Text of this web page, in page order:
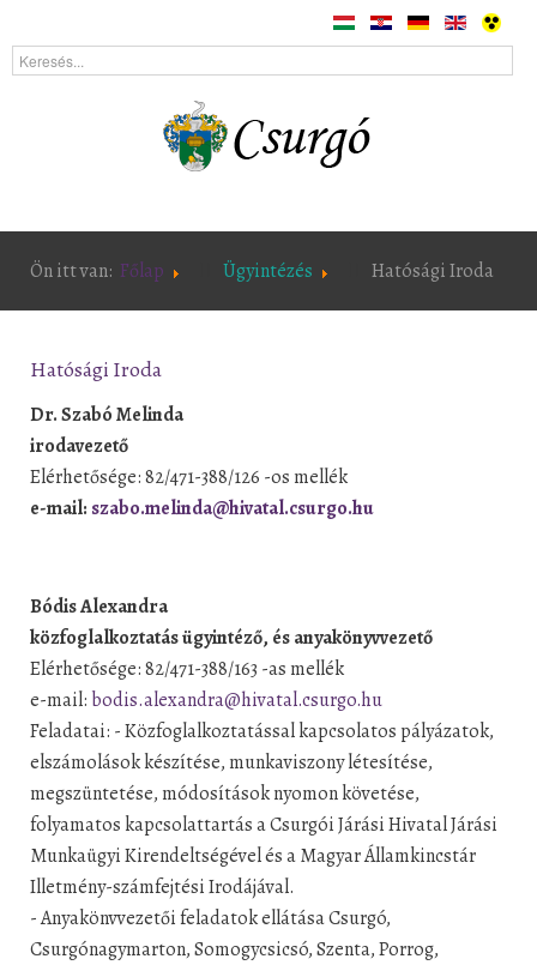
Ön itt van: Főlap Ügyintézés Hatósági Iroda
Hatósági Iroda
Dr. Szabó Melinda
irodavezető
Elérhetősége: 82/471-388/126 -os mellék
e-mail: szabo.melinda@hivatal.csurgo.hu
Bódis Alexandra
közfoglalkoztatás ügyintéző, és anyakönyvvezető
Elérhetősége: 82/471-388/163 -as mellék
e-mail: bodis.alexandra@hivatal.csurgo.hu
Feladatai: - Közfoglalkoztatással kapcsolatos pályázatok,
elszámolások készítése, munkaviszony létesítése,
megszüntetése, módosítások nyomon követése,
folyamatos kapcsolattartás a Csurgói Járási Hivatal Járási
Munkaügyi Kirendeltségével és a Magyar Államkincstár
Illetmény-számfejtési Irodájával.
- Anyakönvvezetői feladatok ellátása Csurgó,
Csurgónagymarton, Somogycsicsó, Szenta, Porrog,